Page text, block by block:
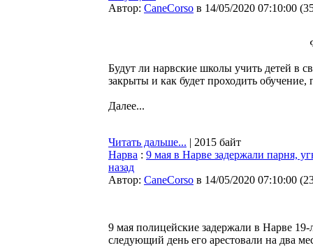
Автор: CaneCorso в 14/05/2020 07:10:00 (
Будут ли нарвские школы учить детей в
закрыты и как будет проходить
Далее...
Читать дальше... | 2015 байт
Нарва : 9 мая в Нарве задержали парня,
назад
Автор: CaneCorso в 14/05/2020 07:10:00 (
9 мая полицейские задержали в Нарве
следующий день его арестовали на два